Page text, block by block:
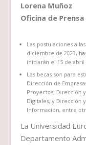
Lorena Muñoz
Oficina de Prensa
Las postulaciones a
diciembre de 2023,
iniciarán el 15 de abril
Las becas son para
Dirección de
Proyectos, Dirección
Digitales, y Dirección
Información, entre
La Universidad
Departamento